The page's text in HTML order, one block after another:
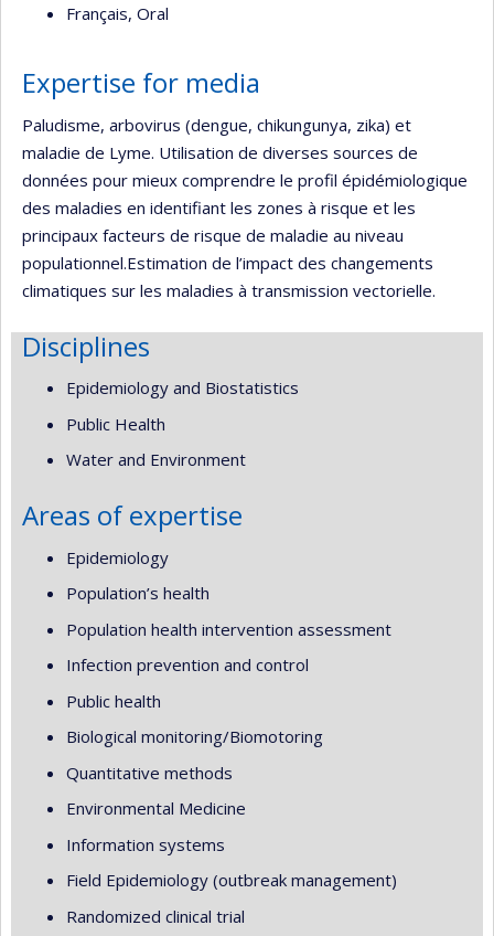
Français, Oral
Expertise for media
Paludisme, arbovirus (dengue, chikungunya, zika) et
maladie de Lyme. Utilisation de diverses sources de
données pour mieux comprendre le profil épidémiologique
des maladies en identifiant les zones à risque et les
principaux facteurs de risque de maladie au niveau
populationnel.Estimation de l’impact des changements
climatiques sur les maladies à transmission vectorielle.
Disciplines
Epidemiology and Biostatistics
Public Health
Water and Environment
Areas of expertise
Epidemiology
Population’s health
Population health intervention assessment
Infection prevention and control
Public health
Biological monitoring/Biomotoring
Quantitative methods
Environmental Medicine
Information systems
Field Epidemiology (outbreak management)
Randomized clinical trial